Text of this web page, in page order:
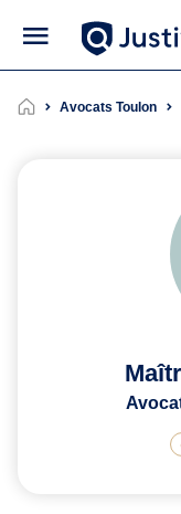
Avocats Toulon